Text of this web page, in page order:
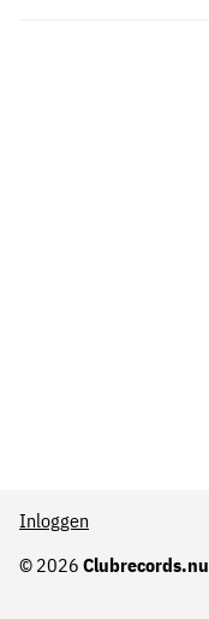
© 2026 Clubrecords.nu
Inloggen